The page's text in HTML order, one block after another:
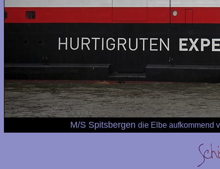
M/S Spitsbergen die Elbe aufkommend